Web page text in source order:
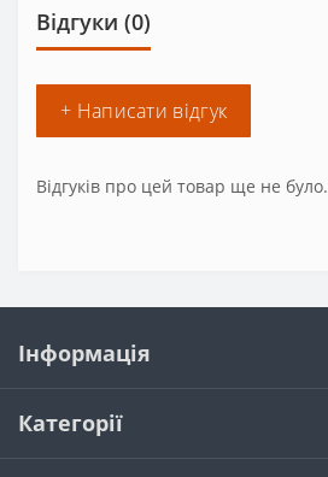
Відгуки (0)
+ Написати відгук
Відгуків про цей товар ще не було.
Інформація
Категорії